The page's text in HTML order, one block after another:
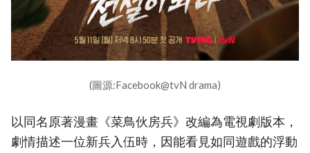
(圖源:Facebook@tvN drama)
以同名原著漫畫《菜鳥伙房兵》改編為電視劇版本，
劇情描述一位新兵入伍時，因能看見如同遊戲的浮動